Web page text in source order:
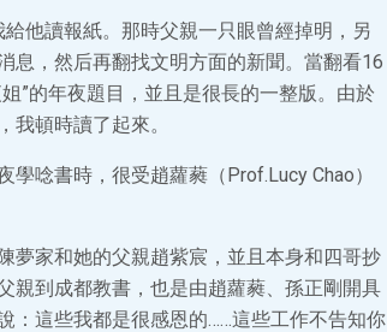
他讀報紙。那時父親一只眼曾經掉明，另
息，然后再翻找文明方面的新聞。當翻看16
”的年夜題目，並且是很長的一整版。由於
頓時讀了起來。
唸書時，很受趙蘿蕤（Prof.Lucy Chao）
夢家和她的父親趙紫宸，並且本身和四哥抄
親到成都教書，也是由趙蘿蕤、孫正剛開具
：這些我都是很感恩的……這些工作不告知你